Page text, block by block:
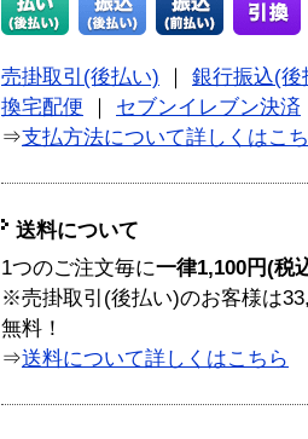
売掛取引(後払い)
銀行振込(後
換宅配便
セブンイレブン決済
⇒支払方法について詳しくはこ
送料について
1つのご注文毎に一律1,100円(税
※売掛取引(後払い)のお客様は
無料！
⇒送料について詳しくはこちら